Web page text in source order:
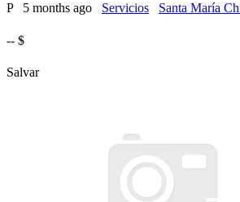
P 5 months ago Servicios Santa María
-- $
Salvar